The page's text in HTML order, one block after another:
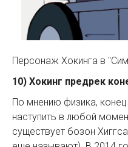
Персонаж Хокинга в
10) Хокинг предрек
По мнению физика,
наступить в любой
существует бозон